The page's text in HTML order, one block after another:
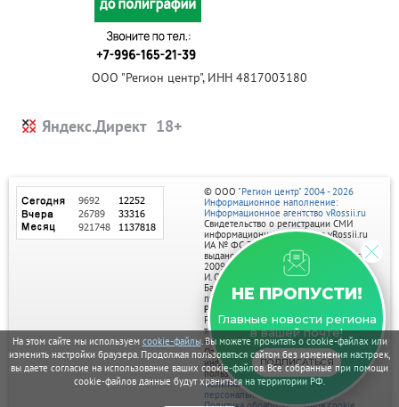
На этом сайте мы используем cookie-файлы. Вы можете прочитать о cookie-файлах или
изменить настройки браузера. Продолжая пользоваться сайтом без изменения настроек,
вы даете согласие на использование ваших cookie-файлов. Все собранные при помощи
cookie-файлов данные будут храниться на территории РФ.
ООО "Регион центр", ИНН 4817003180
Яндекс.Директ
НЕ ПРОПУСТИ!
Главные новости региона
в вашей почте!
ПОДПИСАТЬСЯ
© ООО "Регион центр" 2004 - 2026
Информационное наполнение:
Информационное агентство vRossii.ru
Свидетельство о регистрации СМИ
информационного агентства vRossii.ru
ИА № ФС 77‑35502
выдано РОСКОМНАДЗОРом 04 марта
2009г.
И. О. Главного редактора Нарыков А. Н.
Баннеры на портале размещаются на
правах рекламы.
Реклама на портале:
Рекламное агентство "Умный маркетинг"
тел. 7-910-267-70-40,
email: umnyy.marketing@yandex.ru
Отдельные публикации могут содержать
информацию, не предназначенную для
пользователей до 18 лет.
Политика в отношении обработки
персональных данных